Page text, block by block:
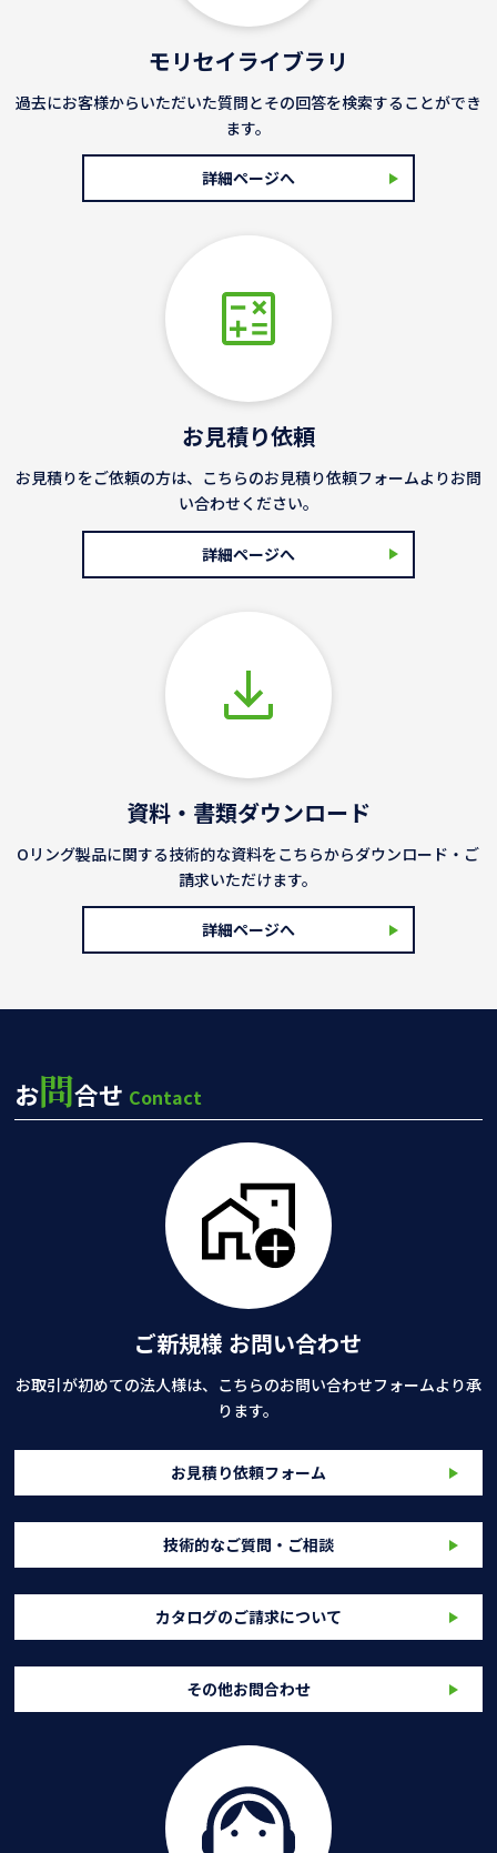
モリセイライブラリ
過去にお客様からいただいた質問とその回答を検索することができ
ます。
詳細ページへ
お見積り依頼
お見積りをご依頼の方は、こちらのお見積り依頼フォームよりお問
い合わせください。
詳細ページへ
資料・書類ダウンロード
Oリング製品に関する技術的な資料をこちらからダウンロード・ご
請求いただけます。
詳細ページへ
お問合せ Contact
ご新規様 お問い合わせ
お取引が初めての法人様は、こちらのお問い合わせフォームより承
ります。
お見積り依頼フォーム
技術的なご質問・ご相談
カタログのご請求について
その他お問合わせ